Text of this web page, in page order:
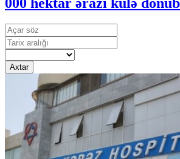
Axtar